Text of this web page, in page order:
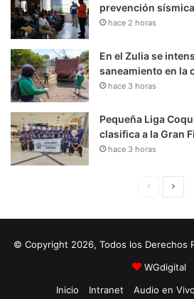
prevención
hace 2 horas
En el Zulia se
saneamiento en la
hace 3 horas
Pequeña Liga
clasifica a la Gran
hace 3 horas
i
n
a
u
i
e
© Copyright 2026, Todos los Derechos
WGdigital
Inicio
Intranet Audio en Vivo